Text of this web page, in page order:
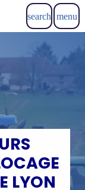
search menu
LYON